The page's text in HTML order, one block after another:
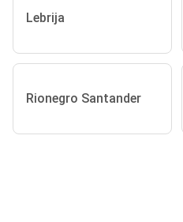
Lebrija
Rionegro Santander